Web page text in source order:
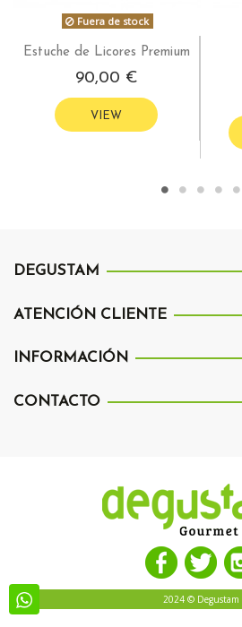
Fuera de stock
Estuche de Licores Premium
90,00 €
VIEW
DEGUSTAM
ATENCIÓN CLIENTE
INFORMACIÓN
CONTACTO
2024 © Degustam